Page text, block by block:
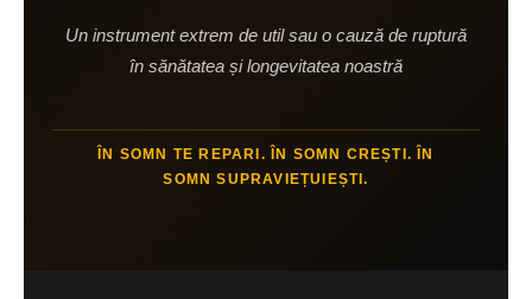
Un instrument extrem de util sau o cauză de ruptură
în sănătatea și longevitatea noastră
ÎN SOMN TE REPARI. ÎN SOMN CREȘTI. ÎN
SOMN SUPRAVIEȚUIEȘTI.